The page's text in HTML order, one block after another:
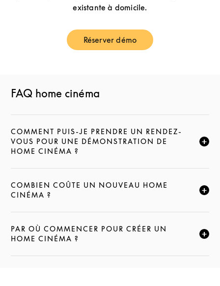
existante à domicile.
Réserver démo
Link Opens in New Tab
FAQ home cinéma
COMMENT PUIS-JE PRENDRE UN RENDEZ-
VOUS POUR UNE DÉMONSTRATION DE
HOME CINÉMA ?
CLIQUEZ POUR ÉLARGIR CETTE DESCRIPTION ET
COMBIEN COÛTE UN NOUVEAU HOME
CINÉMA ?
CLIQUEZ POUR ÉLARGIR CETTE DESCRIPTION ET
PAR OÙ COMMENCER POUR CRÉER UN
HOME CINÉMA ?
CLIQUEZ POUR ÉLARGIR CETTE DESCRIPTION ET